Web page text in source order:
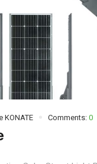
KONATE Comments: 0